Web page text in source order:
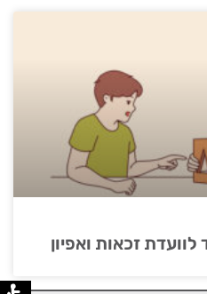
זכאות ואפיון